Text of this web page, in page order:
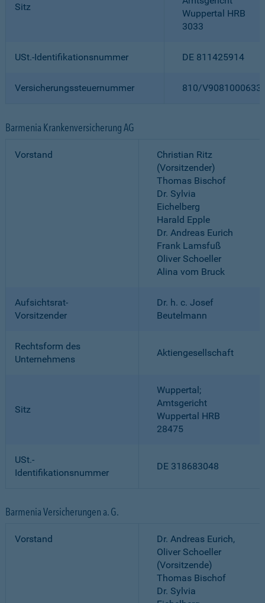
Sitz
Wuppertal HRB
3033
USt.-Identifikationsnummer DE 811425914
Versicherungssteuernummer 810/
Barmenia Krankenversicherung AG
Vorstand
Christian Ritz
(Vorsitzender)
Thomas Bischof
Dr. Sylvia
Eichelberg
Harald Epple
Dr. Andreas Eurich
Frank Lamsfuß
Oliver Schoeller
Alina vom Bruck
Aufsichtsrat-
Vorsitzender
Dr. h. c. Josef
Beutelmann
Rechtsform des
Unternehmens
Aktiengesellschaft
Sitz
Wuppertal;
Amtsgericht
Wuppertal HRB
28475
USt.-
Identifikationsnummer
DE 318683048
Barmenia Versicherungen a. G.
Vorstand
Dr. Andreas Eurich,
Oliver Schoeller
(Vorsitzende)
Thomas Bischof
Dr. Sylvia